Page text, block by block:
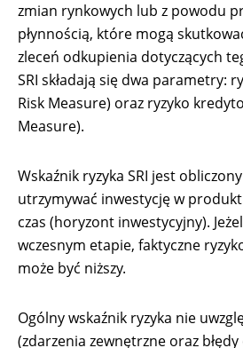
zmian rynkowych lub z powodu
płynnością, które mogą
zleceń odkupienia dotyczących
SRI składają się dwa parametry:
Risk Measure) oraz ryzyko
Measure).
Wskaźnik ryzyka SRI jest
utrzymywać inwestycję w
czas (horyzont inwestycyjny).
wczesnym etapie, faktyczne
może być niższy.
Ogólny wskaźnik ryzyka nie
(zdarzenia zewnętrzne oraz